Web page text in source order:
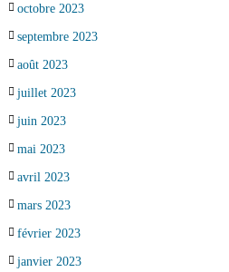
octobre 2023
septembre 2023
août 2023
juillet 2023
juin 2023
mai 2023
avril 2023
mars 2023
février 2023
janvier 2023